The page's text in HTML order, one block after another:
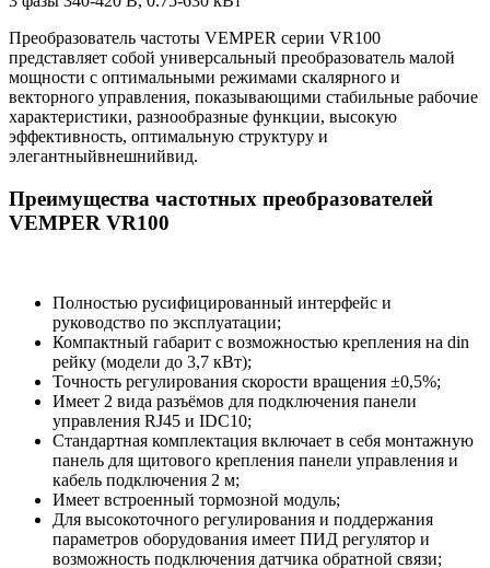
Преобразователь частоты VEMPER серии VR100
представляет собой универсальный преобразователь малой
мощности с оптимальными режимами скалярного и
векторного управления, показывающими стабильные рабочие
характеристики, разнообразные функции, высокую
эффективность, оптимальную структуру и
элегантныйвнешнийвид.
Преимущества частотных преобразователей
VEMPER VR100
Полностью русифицированный интерфейс и
руководство по эксплуатации;
Компактный габарит с возможностью крепления на din
рейку (модели до 3,7 кВт);
Точность регулирования скорости вращения ±0,5%;
Имеет 2 вида разъёмов для подключения панели
управления RJ45 и IDC10;
Стандартная комплектация включает в себя монтажную
панель для щитового крепления панели управления и
кабель подключения 2 м;
Имеет встроенный тормозной модуль;
Для высокоточного регулирования и поддержания
параметров оборудования имеет ПИД регулятор и
возможность подключения датчика обратной связи;